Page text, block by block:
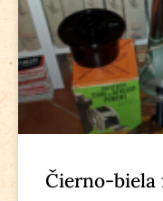
Čierno-biela